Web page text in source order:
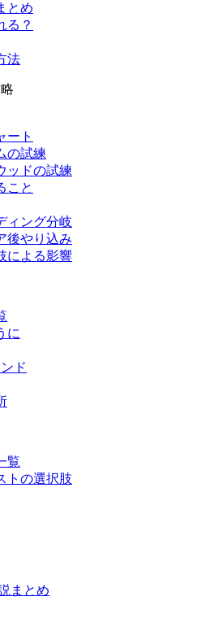
とめ
る？
法
ート
の試練
ッドの試練
こと
ィング分岐
後やり込み
による影響
に
ド
覧
トの選択肢
まとめ